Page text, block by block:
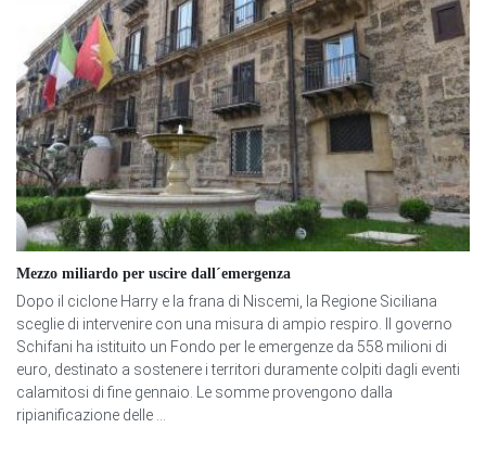
Mezzo miliardo per uscire dall´emergenza
Dopo il ciclone Harry e la frana di Niscemi, la Regione Siciliana
sceglie di intervenire con una misura di ampio respiro. Il governo
Schifani ha istituito un Fondo per le emergenze da 558 milioni di
euro, destinato a sostenere i territori duramente colpiti dagli eventi
calamitosi di fine gennaio. Le somme provengono dalla
ripianificazione delle ...